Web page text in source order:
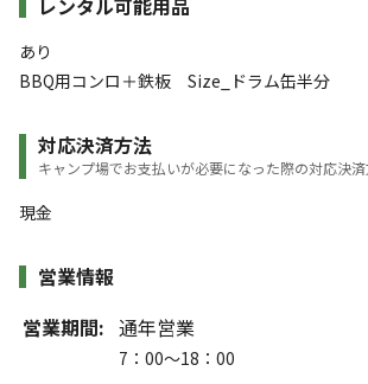
あり
BBQ用コンロ＋鉄板 Size_ドラム缶半分
対応決済方法
キャンプ場でお支払いが必要になった際の対応決
現金
営業情報
営業期間: 通年営業
7：00～18：00